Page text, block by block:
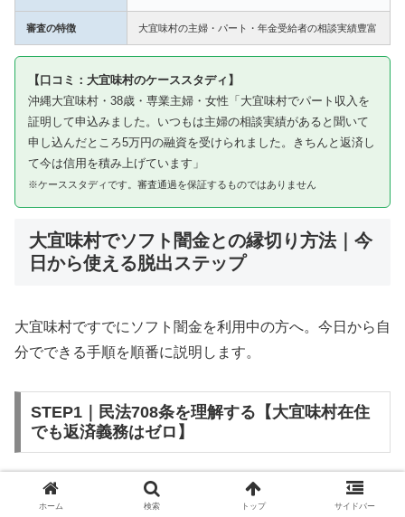
審査の特徴 大宜味村の主婦・パート・年金受給者の相談実績豊富
【口コミ：大宜味村のケーススタディ】
沖縄大宜味村・38歳・専業主婦・女性「大宜味村でパート収入を
証明して申込みました。いつもは主婦の相談実績があると聞いて
申し込んだところ5万円の融資を受けられました。きちんと返済し
て今は信用を積み上げています」
※ケーススタディです。審査通過を保証するものではありません
大宜味村でソフト闇金との縁切り方法｜今
日から使える脱出ステップ
大宜味村ですでにソフト闇金を利用中の方へ。今日から自
分でできる手順を順番に説明します。
STEP1｜民法708条を理解する【大宜味村在住
でも返済義務はゼロ】
ソフト闇金を含む闇金との金銭消費貸借契約は、公序良俗
ホーム 検索 トップ サイドバー